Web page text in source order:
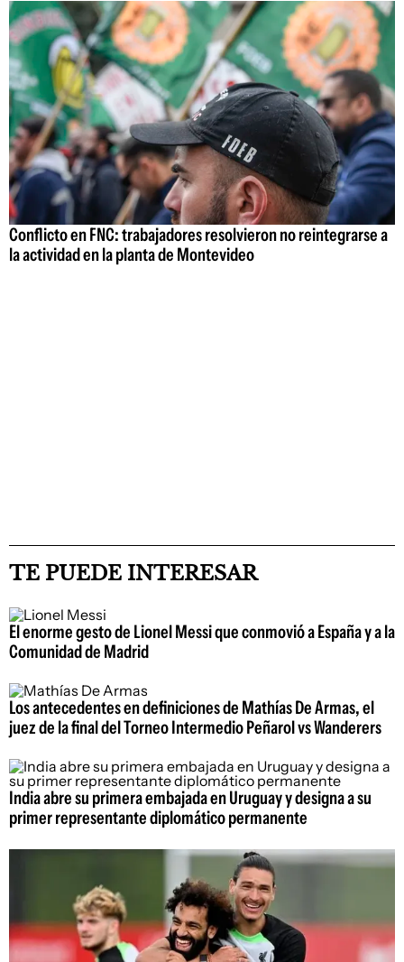
Conflicto en FNC: trabajadores resolvieron no reintegrarse a
la actividad en la planta de Montevideo
TE PUEDE INTERESAR
El enorme gesto de Lionel Messi que conmovió a España y a la
Comunidad de Madrid
Los antecedentes en definiciones de Mathías De Armas, el
juez de la final del Torneo Intermedio Peñarol vs Wanderers
India abre su primera embajada en Uruguay y designa a su
primer representante diplomático permanente